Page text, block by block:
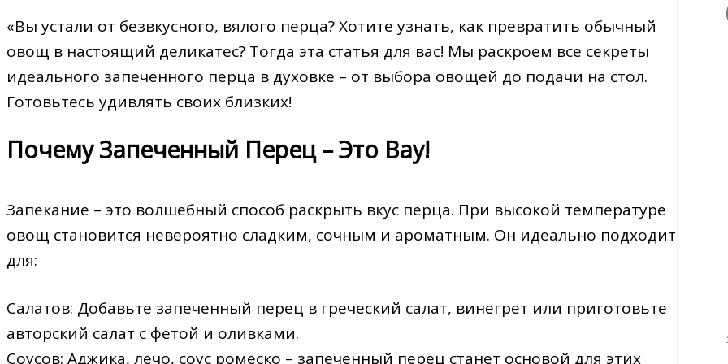
«Вы устали от безвкусного, вялого перца? Хотите узнать, как превратить обычный
овощ в настоящий деликатес? Тогда эта статья для вас! Мы раскроем все секреты
идеального запеченного перца в духовке – от выбора овощей до подачи на стол.
Готовьтесь удивлять своих близких!
Почему Запеченный Перец – Это Вау!
Запекание – это волшебный способ раскрыть вкус перца. При высокой температуре
овощ становится невероятно сладким, сочным и ароматным. Он идеально подходит
для:
Салатов: Добавьте запеченный перец в греческий салат, винегрет или приготовьте
авторский салат с фетой и оливками.
Соусов: Аджика, лечо, соус ромеско – запеченный перец станет основой для этих